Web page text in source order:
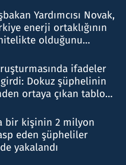
Yardımcısı Novak,
enerji ortaklığının
olduğunu
ifadeler
Dokuz şüphelinin
ortaya çıkan tablo
bir kişinin 2 milyon
eden şüpheliler
yakalandı